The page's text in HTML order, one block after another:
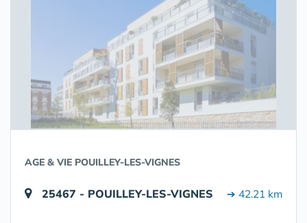
AGE & VIE POUILLEY-LES-VIGNES
25467 - POUILLEY-LES-VIGNES ➔ 42.21 km